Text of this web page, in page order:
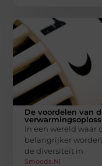
De voordelen van
In een wereld waar
belangrijker
de diversiteit in
Smoods.nl